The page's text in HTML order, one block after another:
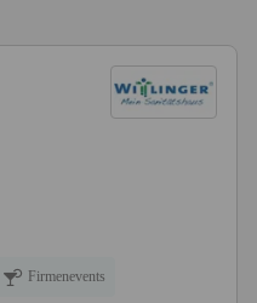
Firmenevents